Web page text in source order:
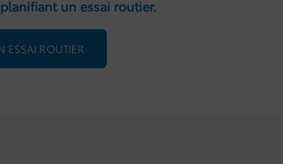
un essai routier.
ESSAI ROUTIER